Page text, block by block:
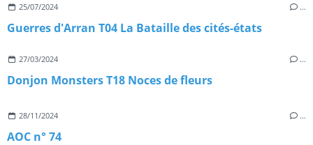
25/07/2024 …
Guerres d'Arran T04 La Bataille des cités-états
27/03/2024 …
Donjon Monsters T18 Noces de fleurs
28/11/2024 …
AOC n° 74